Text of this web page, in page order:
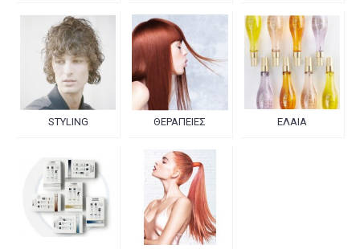
STYLING ΘΕΡΑΠΕΙΕΣ ΕΛΑΙΑ